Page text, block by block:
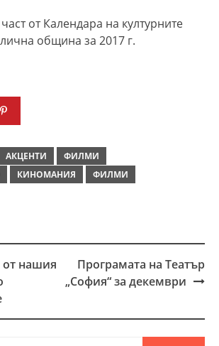
от Календара на културните
община за 2017 г.
АКЦЕНТИ
ФИЛМИ
КИНОМАНИЯ ФИЛМИ
от нашия
Програмата на Театър
„София“ за декември